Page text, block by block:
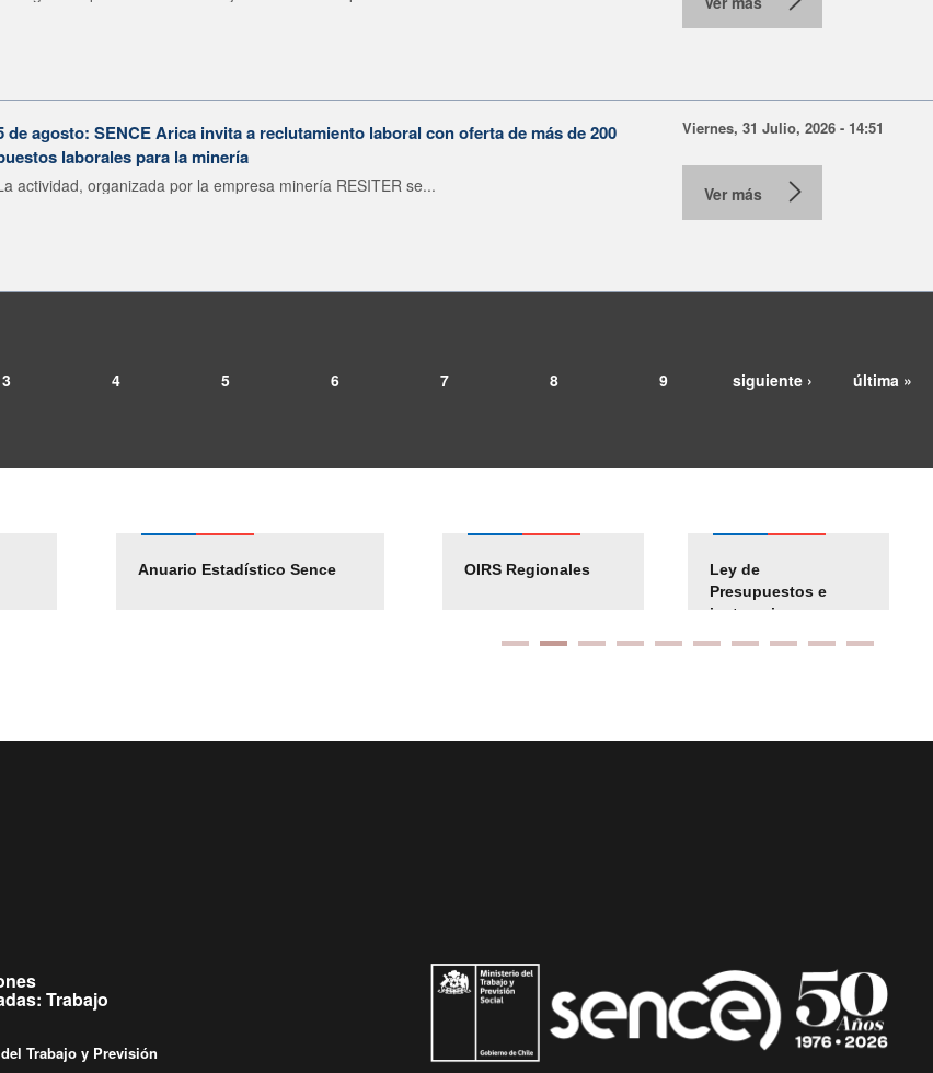
de agosto: SENCE Arica invita a reclutamiento laboral con oferta de más de 200
laborales para la minería
actividad, organizada por la empresa minería RESITER se...
Viernes, 31 Julio, 2026 - 14:51
Ver más
3 4 5 6 7 8 9 siguiente › última »
Anuario Estadístico Sence
Públicos
Solicitud Audiencias
OIRS Regionales
Ley de
Presupuestos e
instrucciones
Trabajo
Trabajo y Previsión